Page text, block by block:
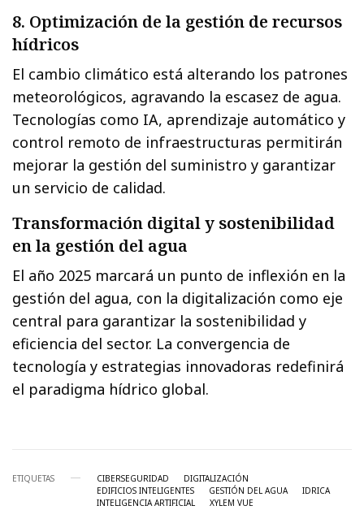
8. Optimización de la gestión de recursos
hídricos
El cambio climático está alterando los patrones
meteorológicos, agravando la escasez de agua.
Tecnologías como IA, aprendizaje automático y
control remoto de infraestructuras permitirán
mejorar la gestión del suministro y garantizar
un servicio de calidad.
Transformación digital y sostenibilidad
en la gestión del agua
El año 2025 marcará un punto de inflexión en la
gestión del agua, con la digitalización como eje
central para garantizar la sostenibilidad y
eficiencia del sector. La convergencia de
tecnología y estrategias innovadoras redefinirá
el paradigma hídrico global.
ETIQUETAS CIBERSEGURIDAD
DIGITALIZACIÓN
EDIFICIOS INTELIGENTES
GESTIÓN DEL AGUA
IDRICA
INTELIGENCIA ARTIFICIAL
XYLEM VUE